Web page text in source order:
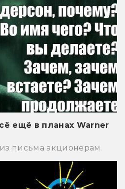
ещё в планах Warner
письма акционерам.